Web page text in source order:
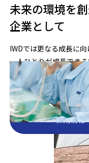
未来の環境を
企業として
IWDでは更なる成長に向
一人ひとりが成長でき
な未来の地球環境創り
感じることができるはず
採用情報